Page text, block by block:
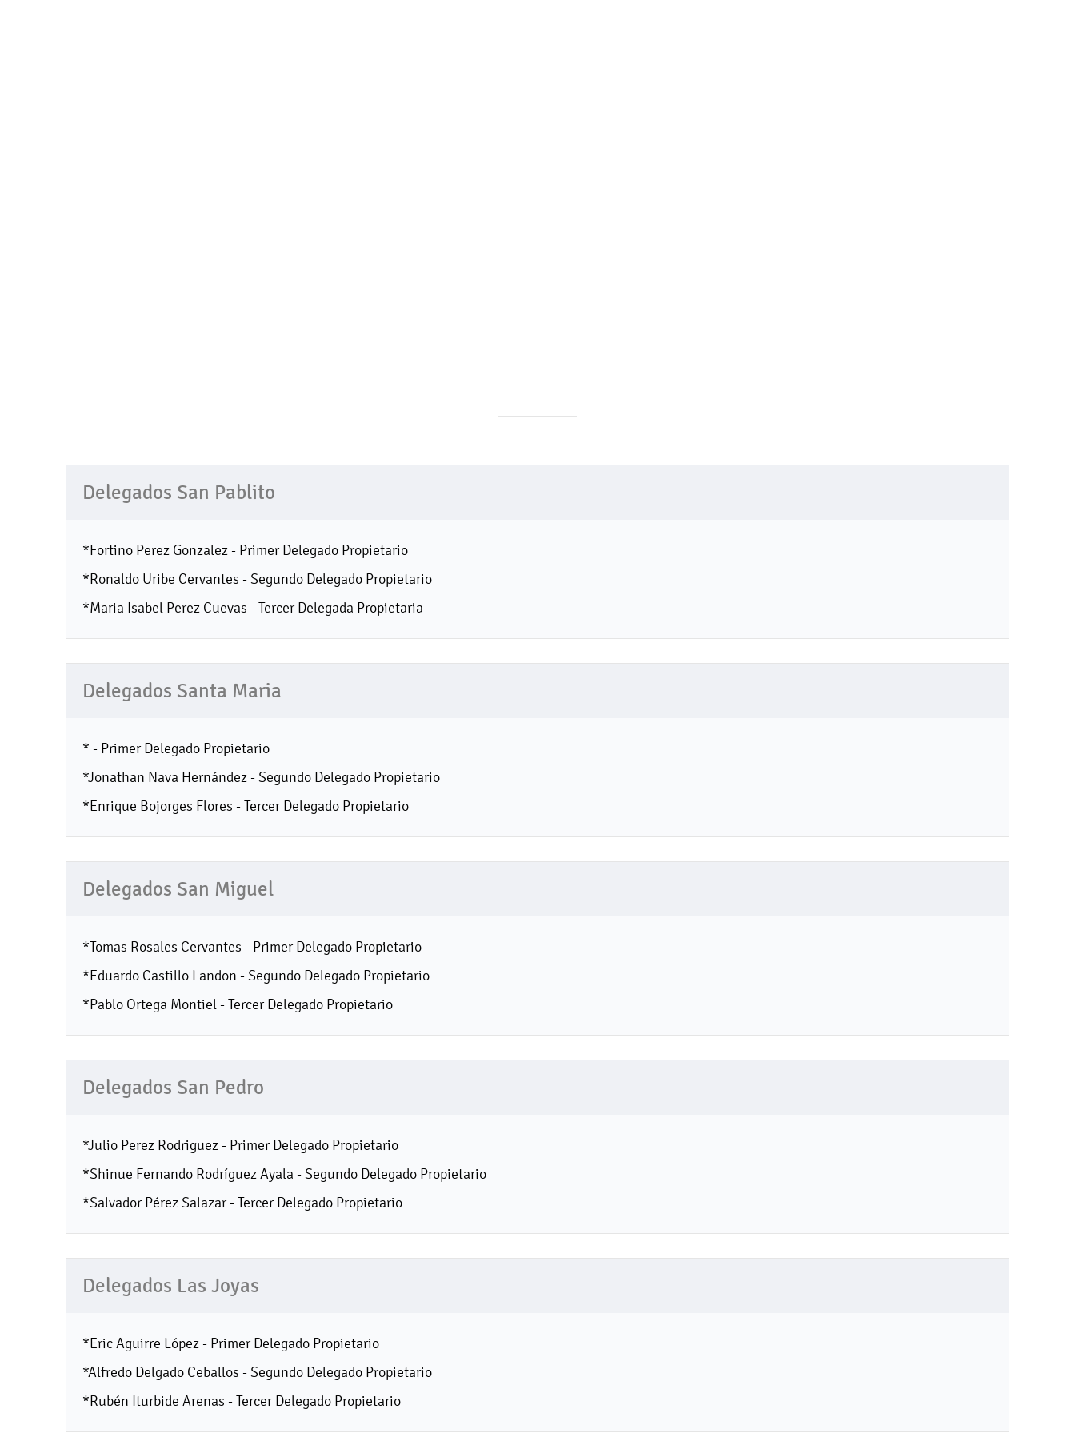
Delegados San Pablito
*Fortino Perez Gonzalez - Primer Delegado Propietario
*Ronaldo Uribe Cervantes - Segundo Delegado Propietario
*Maria Isabel Perez Cuevas - Tercer Delegada Propietaria
Delegados Santa Maria
* - Primer Delegado Propietario
*Jonathan Nava Hernández - Segundo Delegado Propietario
*Enrique Bojorges Flores - Tercer Delegado Propietario
Delegados San Miguel
*Tomas Rosales Cervantes - Primer Delegado Propietario
*Eduardo Castillo Landon - Segundo Delegado Propietario
*Pablo Ortega Montiel - Tercer Delegado Propietario
Delegados San Pedro
*Julio Perez Rodriguez - Primer Delegado Propietario
*Shinue Fernando Rodríguez Ayala - Segundo Delegado Propietario
*Salvador Pérez Salazar - Tercer Delegado Propietario
Delegados Las Joyas
*Eric Aguirre López - Primer Delegado Propietario
*Alfredo Delgado Ceballos - Segundo Delegado Propietario
*Rubén Iturbide Arenas - Tercer Delegado Propietario